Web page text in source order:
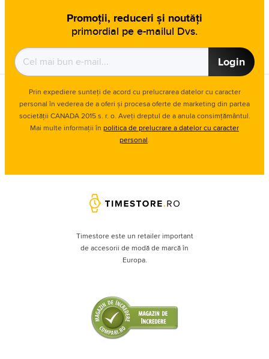
Promoții, reduceri și noutăți
primordial pe e-mailul Dvs.
Login
Prin expediere sunteți de acord cu prelucrarea datelor cu caracter
personal în vederea de a oferi și procesa oferte de marketing din partea
societății CANADA 2015 s. r. o. Aveți dreptul de a anula consimțământul.
Mai multe informații în politica de prelucrare a datelor cu caracter
personal.
Timestore este un retailer important
de accesorii de modă de marcă în
Europa.